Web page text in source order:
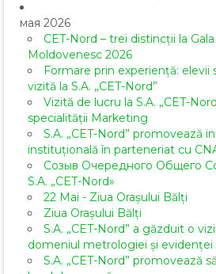
мая 2026
CET-Nord – trei distincții la
Moldovenesc 2026
Formare prin experiență: elevii
vizită la S.A. „CET-Nord”
Vizită de lucru la S.A. „CET-
specialității Marketing
S.A. „CET-Nord” promovează
instituțională în parteneriat cu
Созыв Очередного Общего
S.A. „CET-Nord»
22 Mai - Ziua Orașului Bălți
Ziua Orașului Bălți
S.A. „CET-Nord” a găzduit o
domeniul metrologiei și evidenței
S.A. „CET-Nord” promovează